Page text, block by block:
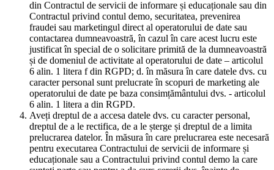
din Contractul de servicii de informare și educaționale sau din
Contractul privind contul demo, securitatea, prevenirea
fraudei sau marketingul direct al operatorului de date sau
contactarea dumneavoastră, în cazul în care acest lucru este
justificat în special de o solicitare primită de la dumneavoastră
și de domeniul de activitate al operatorului de date – articolul
6 alin. 1 litera f din RGPD; d. în măsura în care datele dvs. cu
caracter personal sunt prelucrate în scopuri de marketing ale
operatorului de date pe baza consimțământului dvs. - articolul
6 alin. 1 litera a din RGPD.
Aveți dreptul de a accesa datele dvs. cu caracter personal,
dreptul de a le rectifica, de a le șterge și dreptul de a limita
prelucrarea datelor. În măsura în care prelucrarea este necesară
pentru executarea Contractului de servicii de informare și
educaționale sau a Contractului privind contul demo la care